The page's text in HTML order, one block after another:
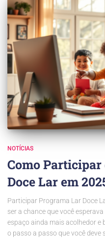
NOTÍCIAS
Como
Doce Lar em
Participar Programa Lar Doce
ser a chance que você
espaço ainda mais acolhedor e
o passo a passo que você deve